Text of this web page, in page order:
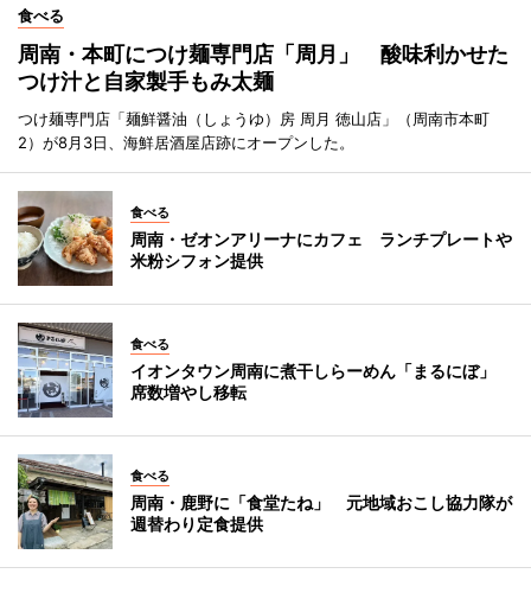
食べる
周南・本町につけ麺専門店「周月」 酸味利かせた
つけ汁と自家製手もみ太麺
つけ麺専門店「麺鮮醤油（しょうゆ）房 周月 徳山店」（周南市本町
2）が8月3日、海鮮居酒屋店跡にオープンした。
食べる
周南・ゼオンアリーナにカフェ ランチプレートや
米粉シフォン提供
食べる
イオンタウン周南に煮干しらーめん「まるにぼ」
席数増やし移転
食べる
周南・鹿野に「食堂たね」 元地域おこし協力隊が
週替わり定食提供